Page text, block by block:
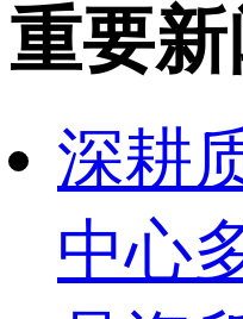
重要新
深耕
中心